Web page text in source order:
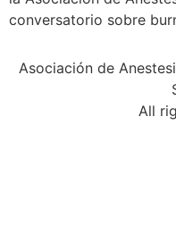
conversatorio sobre
Asociación de
All